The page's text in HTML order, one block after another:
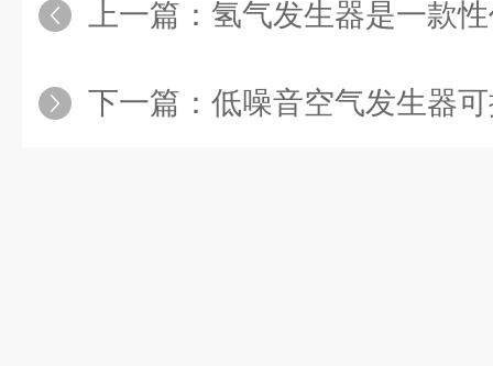
上一篇： 氢气发生器是一款
下一篇： 低噪音空气发生器可